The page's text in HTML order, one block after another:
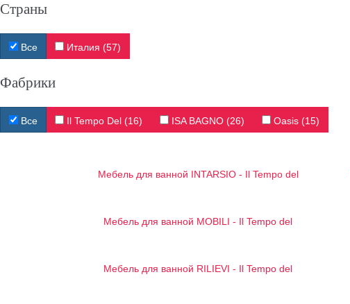
Страны
Все Италия (57)
Фабрики
Все Il Tempo Del (16) ISA BAGNO (26) Oasis (15)
Мебель для ванной INTARSIO - Il Tempo del
Мебель для ванной MOBILI - Il Tempo del
Мебель для ванной RILIEVI - Il Tempo del